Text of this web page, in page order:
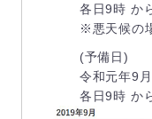
各日9時 か
※悪天候の
(予備日)
令和元年9
各日9時 か